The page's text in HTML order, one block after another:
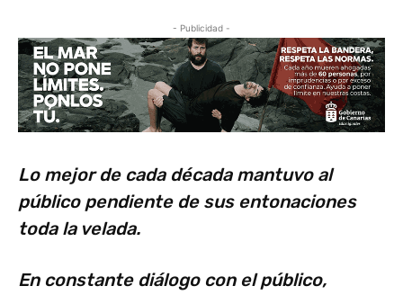
- Publicidad -
Lo mejor de cada década mantuvo al
público pendiente de sus entonaciones
toda la velada.
En constante diálogo con el público,